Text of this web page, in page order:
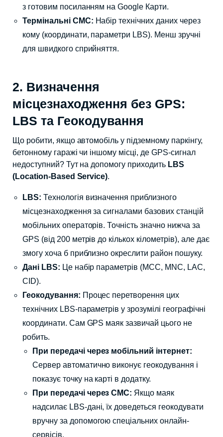
з готовим посиланням на Google Карти.
Термінальні СМС: Набір технічних даних через
кому (координати, параметри LBS). Менш зручні
для швидкого сприйняття.
2. Визначення
місцезнаходження без GPS:
LBS та Геокодування
Що робити, якщо автомобіль у підземному паркінгу,
бетонному гаражі чи іншому місці, де GPS-сигнал
недоступний? Тут на допомогу приходить LBS
(Location-Based Service).
LBS: Технологія визначення приблизного
місцезнаходження за сигналами базових станцій
мобільних операторів. Точність значно нижча за
GPS (від 200 метрів до кількох кілометрів), але дає
змогу хоча б приблизно окреслити район пошуку.
Дані LBS: Це набір параметрів (MCC, MNC, LAC,
CID).
Геокодування: Процес перетворення цих
технічних LBS-параметрів у зрозумілі географічні
координати. Сам GPS маяк зазвичай цього не
робить.
При передачі через мобільний інтернет:
Сервер автоматично виконує геокодування і
показує точку на карті в додатку.
При передачі через СМС: Якщо маяк
надсилає LBS-дані, їх доведеться геокодувати
вручну за допомогою спеціальних онлайн-
сервісів.